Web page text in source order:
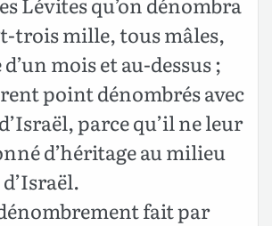
trois mille, tous mâles,
d’un mois et au-dessus ;
point dénombrés avec
parce qu’il ne leur
d’héritage au milieu
fait par